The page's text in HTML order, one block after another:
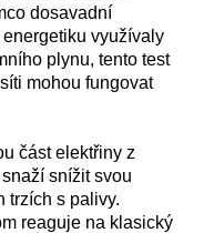
dosavadní
využívaly
plynu, tento test
mohou fungovat
část elektřiny z
snížit svou
trzích s palivy.
reaguje na klasický